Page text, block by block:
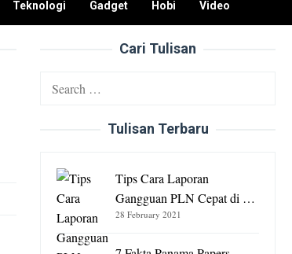
Teknologi Gadget Hobi Video
Cari Tulisan
Search
Tulisan Terbaru
Tips Cara Laporan
Gangguan PLN Cepat di …
28 February 2021